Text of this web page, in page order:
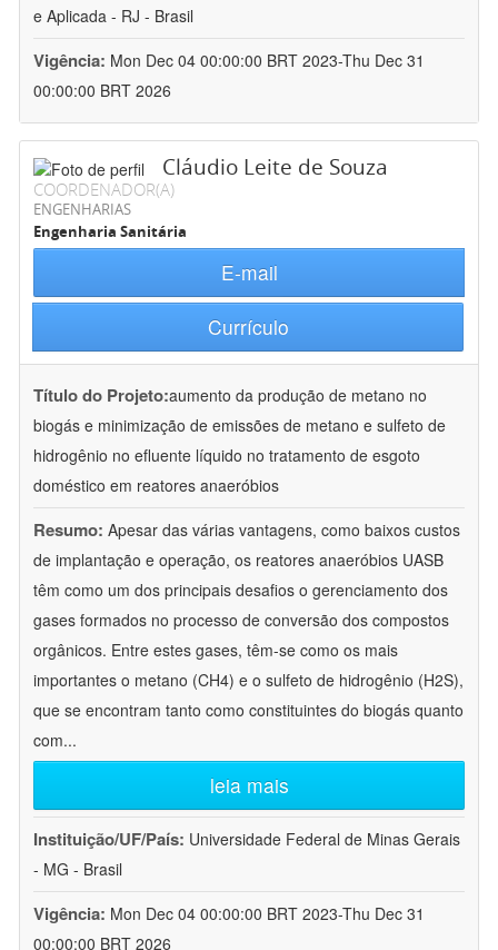
e Aplicada - RJ - Brasil
Vigência: Mon Dec 04 00:00:00 BRT 2023-Thu Dec 31
00:00:00 BRT 2026
Cláudio Leite de Souza
COORDENADOR(A)
ENGENHARIAS
Engenharia Sanitária
E-mail
Currículo
Título do Projeto:aumento da produção de metano no
biogás e minimização de emissões de metano e sulfeto de
hidrogênio no efluente líquido no tratamento de esgoto
doméstico em reatores anaeróbios
Resumo: Apesar das várias vantagens, como baixos custos
de implantação e operação, os reatores anaeróbios UASB
têm como um dos principais desafios o gerenciamento dos
gases formados no processo de conversão dos compostos
orgânicos. Entre estes gases, têm-se como os mais
importantes o metano (CH4) e o sulfeto de hidrogênio (H2S),
que se encontram tanto como constituintes do biogás quanto
com...
leia mais
Instituição/UF/País: Universidade Federal de Minas Gerais
- MG - Brasil
Vigência: Mon Dec 04 00:00:00 BRT 2023-Thu Dec 31
00:00:00 BRT 2026